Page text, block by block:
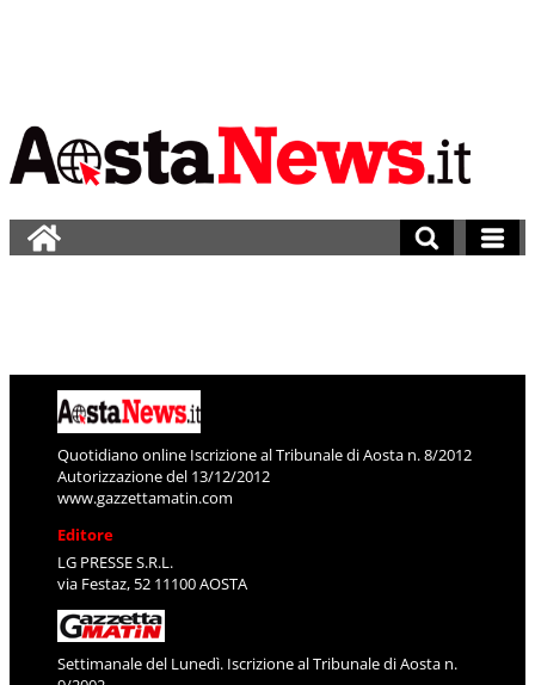
Quotidiano online Iscrizione al Tribunale di Aosta n. 8/2012
Autorizzazione del 13/12/2012
www.gazzettamatin.com
Editore
LG PRESSE S.R.L.
via Festaz, 52 11100 AOSTA
Settimanale del Lunedì. Iscrizione al Tribunale di Aosta n.